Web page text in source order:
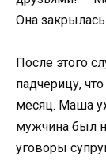
Она
После этого
падчерицу,
месяц. Маша
мужчина был
уговоры